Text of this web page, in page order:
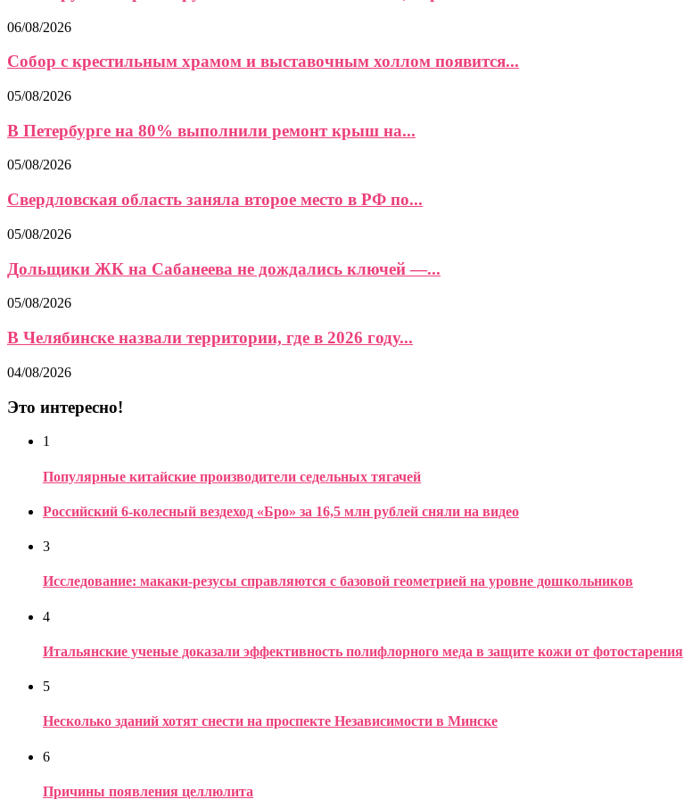
06/08/2026
Собор с крестильным храмом и выставочным холлом появится...
05/08/2026
В Петербурге на 80% выполнили ремонт крыш на...
05/08/2026
Свердловская область заняла второе место в РФ по...
05/08/2026
Дольщики ЖК на Сабанеева не дождались ключей —...
05/08/2026
В Челябинске назвали территории, где в 2026 году...
04/08/2026
Это интересно!
1
Популярные китайские производители седельных тягачей
Российский 6-колесный вездеход «Бро» за 16,5 млн рублей сняли на видео
3
Исследование: макаки-резусы справляются с базовой геометрией на уровне дошкольников
4
Итальянские ученые доказали эффективность полифлорного меда в защите кожи от фотостарения
5
Несколько зданий хотят снести на проспекте Независимости в Минске
6
Причины появления целлюлита